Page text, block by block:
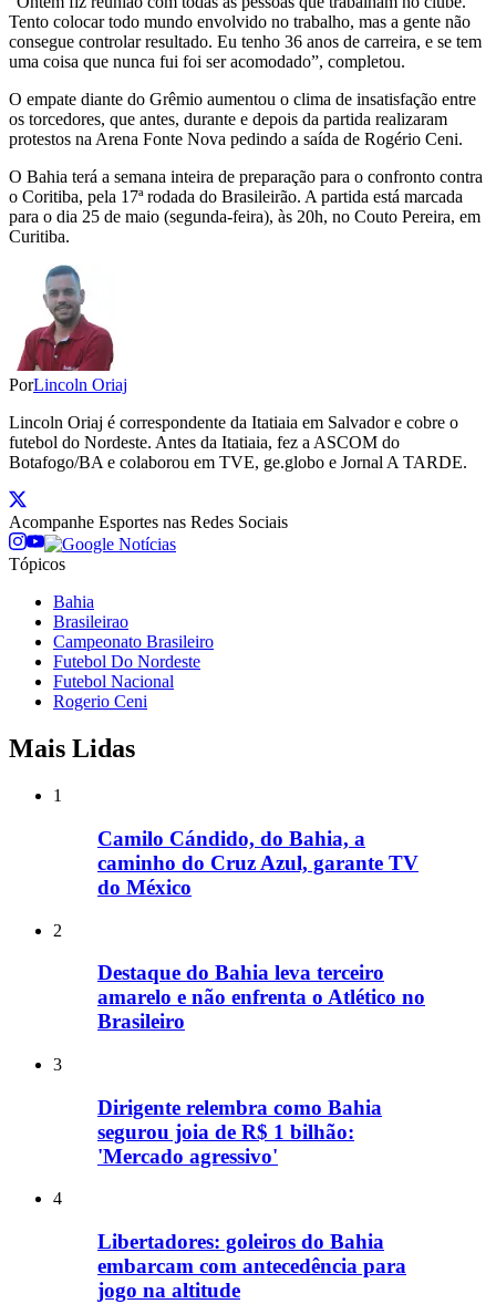
Tento colocar todo mundo envolvido no trabalho, mas a gente não
consegue controlar resultado. Eu tenho 36 anos de carreira, e se tem
uma coisa que nunca fui foi ser acomodado”, completou.
O empate diante do Grêmio aumentou o clima de insatisfação entre
os torcedores, que antes, durante e depois da partida realizaram
protestos na Arena Fonte Nova pedindo a saída de Rogério Ceni.
O Bahia terá a semana inteira de preparação para o confronto contra
o Coritiba, pela 17ª rodada do Brasileirão. A partida está marcada
para o dia 25 de maio (segunda-feira), às 20h, no Couto Pereira, em
Curitiba.
PorLincoln Oriaj
Lincoln Oriaj é correspondente da Itatiaia em Salvador e cobre o
futebol do Nordeste. Antes da Itatiaia, fez a ASCOM do
Botafogo/BA e colaborou em TVE, ge.globo e Jornal A TARDE.
Acompanhe Esportes nas Redes Sociais
Tópicos
Bahia
Brasileirao
Campeonato Brasileiro
Futebol Do Nordeste
Futebol Nacional
Rogerio Ceni
Mais Lidas
1
Camilo Cándido, do Bahia, a
caminho do Cruz Azul, garante TV
do México
2
Destaque do Bahia leva terceiro
amarelo e não enfrenta o Atlético no
Brasileiro
3
Dirigente relembra como Bahia
segurou joia de R$ 1 bilhão:
'Mercado agressivo'
4
Libertadores: goleiros do Bahia
embarcam com antecedência para
jogo na altitude